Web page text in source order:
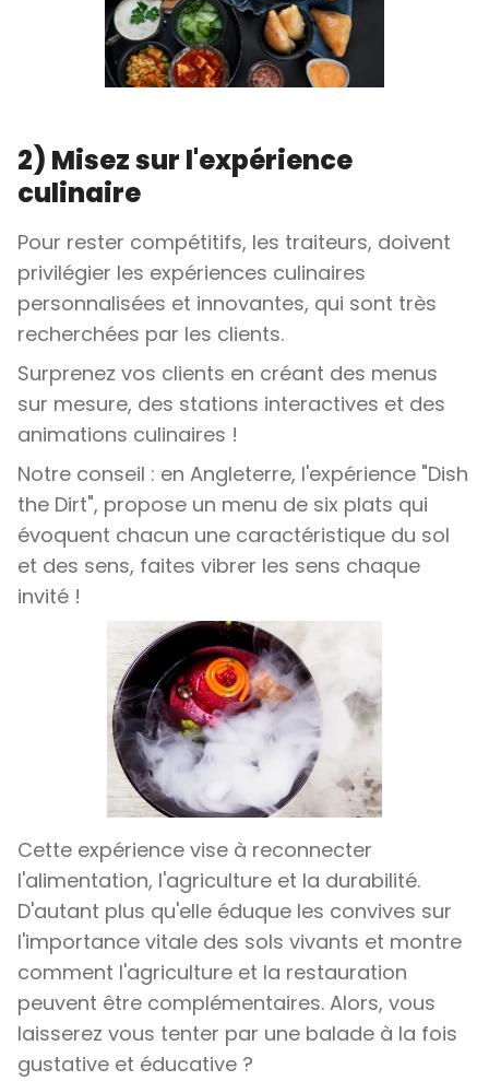
2) Misez sur l'expérience
culinaire
Pour rester compétitifs, les traiteurs, doivent
privilégier les expériences culinaires
personnalisées et innovantes, qui sont très
recherchées par les clients.
Surprenez vos clients en créant des menus
sur mesure, des stations interactives et des
animations culinaires !
Notre conseil : en Angleterre, l'expérience "Dish
the Dirt", propose un menu de six plats qui
évoquent chacun une caractéristique du sol
et des sens, faites vibrer les sens chaque
invité !
Cette expérience vise à reconnecter
l'alimentation, l'agriculture et la durabilité.
D'autant plus qu'elle éduque les convives sur
l'importance vitale des sols vivants et montre
comment l'agriculture et la restauration
peuvent être complémentaires. Alors, vous
laisserez vous tenter par une balade à la fois
gustative et éducative ?